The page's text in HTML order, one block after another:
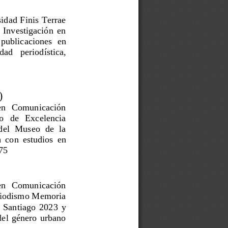
Finis Terrae
en
en
periodística,
Comunicación
de   Excelencia
Museo de la
con estudios en
Comunicación
Memoria
2023 y
género urbano